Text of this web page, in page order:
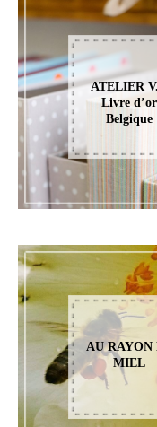
ATELIER
Livre d’or
Belgique
AU RAYON
MIEL